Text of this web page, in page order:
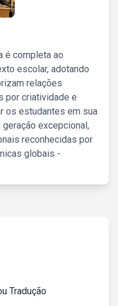
é completa ao
escolar, adotando
relações
por criatividade e
os estudantes em sua
excepcional,
reconhecidas por
globais -
Tradução